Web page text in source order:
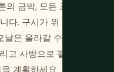
금박, 모든 표면이
다. 구시가 위 언덕
은 올라갈 수 있는
고 사방으로 펼쳐진
계획하세요. 고도